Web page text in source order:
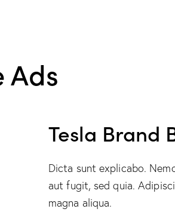
Tesla Brand
Dicta sunt explicabo.
aut fugit, sed quia.
magna aliqua.